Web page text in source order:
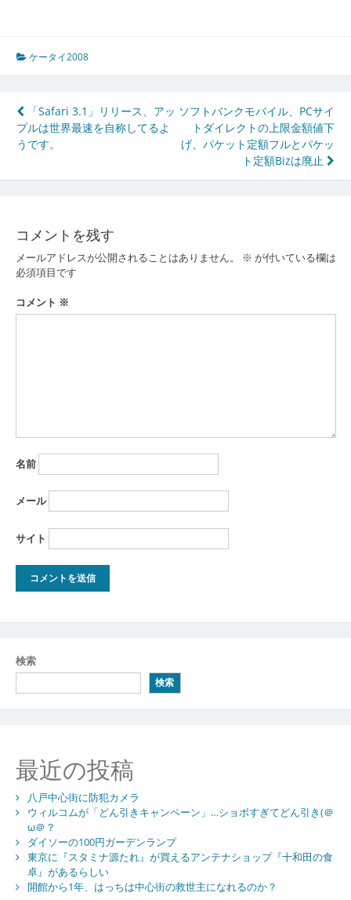
ケータイ2008
投
稿
ー
シ
ョ
ン
「Safari 3.1」リリース、アッ
プルは世界最速を自称してるよ
うです。
ソフトバンクモバイル、PCサイ
トダイレクトの上限金額値下
げ、パケット定額フルとパケッ
ト定額Bizは廃止
コメントを残す
メールアドレスが公開されることはありません。 ※ が付いている欄は
必須項目です
コメント ※
名前
メール
サイト
検索
検索
最近の投稿
八戸中心街に防犯カメラ
ウィルコムが「どん引きキャンペーン」…ショボすぎてどん引き(＠
ω＠？
ダイソーの100円ガーデンランプ
東京に『スタミナ源たれ』が買えるアンテナショップ『十和田の食
卓』があるらしい
開館から1年、はっちは中心街の救世主になれるのか？